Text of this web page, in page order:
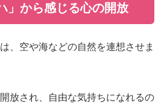
」から感じる心の開放
、空や海などの自然を連想させま
放され、自由な気持ちになれるの